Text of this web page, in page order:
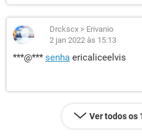
Drckscx > Erivanio
2 jan 2022 às 15:13
***@*** senha ericaliceelvis
Ver todos os